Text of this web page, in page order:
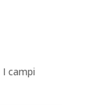
I campi